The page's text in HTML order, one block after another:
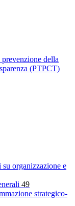
della
(PTPCT)
organizzazione e
49
strategico-